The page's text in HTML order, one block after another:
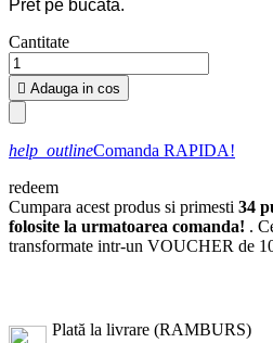
Pret pe bucata.
Cantitate
 Adauga in cos
help_outlineComanda RAPIDA!
redeem
Cumpara acest produs si primesti 34
folosite la urmatoarea comanda! .
transformate intr-un VOUCHER de
Plată la livrare (RAMBURS)